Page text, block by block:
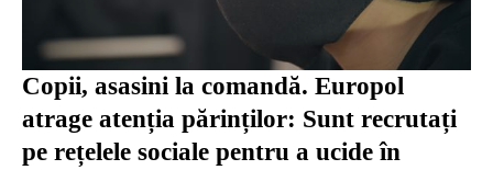
Copii, asasini la comandă. Europol
atrage atenția părinților: Sunt recrutați
pe rețelele sociale pentru a ucide în